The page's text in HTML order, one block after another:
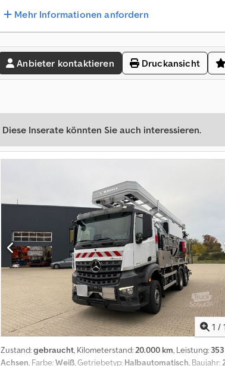
Mehr Informationen anfordern
Anbieter kontaktieren Druckansicht
Diese Inserate könnten Sie auch interessieren.
1 /
Zustand:gebraucht, Kilometerstand:20.000 km, Leistung:
Achsen, Farbe:Weiß, Getriebetyp: Halbautomatisch, Baujahr: